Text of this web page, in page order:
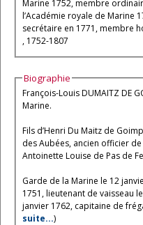
Marine 1752, membre
l’Académie royale de Marine
secrétaire en 1771, membre
, 1752-1807
Biographie
François-Louis DUMAITZ DE
Marine.
Fils d’Henri Du Maitz de
des Aubées, ancien officier
Antoinette Louise de Pas de
Garde de la Marine le 12
1751, lieutenant de vaisseau
janvier 1762, capitaine de
suite...)